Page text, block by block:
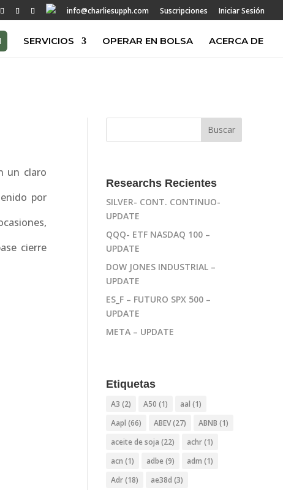
info@charliesupph.com Suscripciones Iniciar Sesión
SERVICIOS OPERAR EN BOLSA ACERCA DE
un claro
por
cierre
Researchs Recientes
SILVER- CONT. CONTINUO-
UPDATE
QQQ- ETF NASDAQ 100 –
UPDATE
DOW JONES INDUSTRIAL –
UPDATE
ES_F – FUTURO SPX 500 –
UPDATE
META – UPDATE
Etiquetas
A3 (2) A50 (1) aal (1)
Aapl (66) ABEV(27) ABNB (1)
aceite de soja (22) achr(1)
acn (1) adbe (9) adm (1)
Adr(18) ae38d (3)